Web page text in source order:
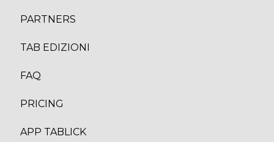
PARTNERS
TAB EDIZION
FAQ
PRICING
APP TABLICK